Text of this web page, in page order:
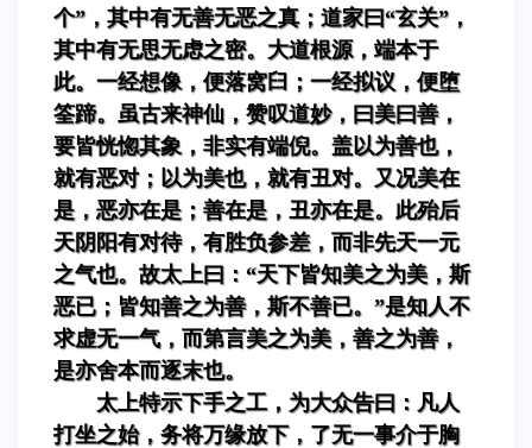
个”，其中有无善无恶之真；道家曰“玄关”，
其中有无思无虑之密。大道根源，端本于
此。一经想像，便落窝臼；一经拟议，便堕
筌蹄。虽古来神仙，赞叹道妙，曰美曰善，
要皆恍惚其象，非实有端倪。盖以为善也，
就有恶对；以为美也，就有丑对。又况美在
是，恶亦在是；善在是，丑亦在是。此殆后
天阴阳有对待，有胜负参差，而非先天一元
之气也。故太上曰：“天下皆知美之为美，斯
恶已；皆知善之为善，斯不善已。”是知人不
求虚无一气，而第言美之为美，善之为善，
是亦舍本而逐末也。
太上特示下手之工，为大众告曰：凡人
打坐之始，务将万缘放下，了无一事介于胸